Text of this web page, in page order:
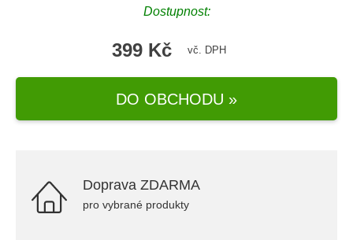
Dostupnost:
399 Kč vč. DPH
DO OBCHODU »
Doprava ZDARMA
pro vybrané produkty